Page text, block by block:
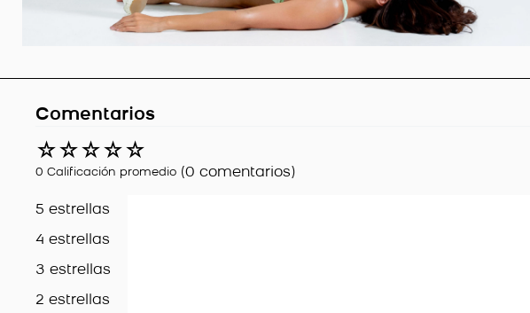
Comentarios
☆☆☆☆☆
0 Calificación promedio (0 comentarios)
5 estrellas
4 estrellas
3 estrellas
2 estrellas